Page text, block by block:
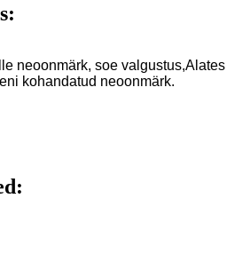
neoonmärk, soe valgustus,Alates
kohandatud neoonmärk.